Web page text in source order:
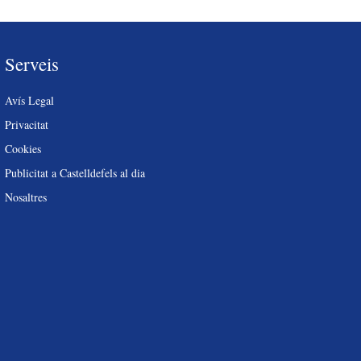
Serveis
Avís Legal
Privacitat
Cookies
Publicitat a Castelldefels al dia
Nosaltres